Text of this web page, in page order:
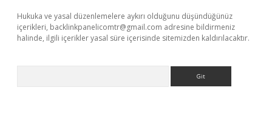
Hukuka ve yasal düzenlemelere aykırı olduğunu düşündüğünüz
içerikleri, backlinkpanelicomtr@gmail.com adresine bildirmeniz
halinde, ilgili içerikler yasal süre içerisinde sitemizden kaldırılacaktır.